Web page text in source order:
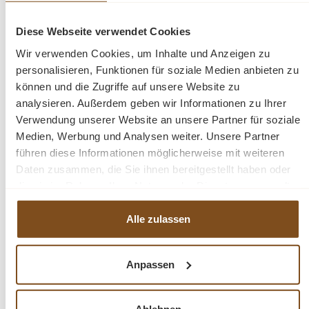
Diese Webseite verwendet Cookies
Wir verwenden Cookies, um Inhalte und Anzeigen zu
personalisieren, Funktionen für soziale Medien anbieten zu
können und die Zugriffe auf unsere Website zu
analysieren. Außerdem geben wir Informationen zu Ihrer
Verwendung unserer Website an unsere Partner für soziale
Medien, Werbung und Analysen weiter. Unsere Partner
führen diese Informationen möglicherweise mit weiteren
Daten zusammen, die Sie ihnen bereitgestellt haben oder
haben.
Alle zulassen
Anpassen
Echtholz - natürliche Qualität
Jedes Möbelstück ein Unikat
echte Handarbeit
Fragen zum Produkt?
Menü schließen
Produktinformationen "Truhenbank Spindel
aus Weichholz gewachst 250 cm"
Nehmen Sie Platz auf dieser schönen Weichholz Truhenbank
in Vintage Stil. Die Bank hat einen großen Stauraum unterhalb
der Sitzfläche. Ideal für Schuhe, Spielzeug, usw.
Eine Bank die überall Ihren Platz findet, ob im Flur,
Ähnliche Produkte